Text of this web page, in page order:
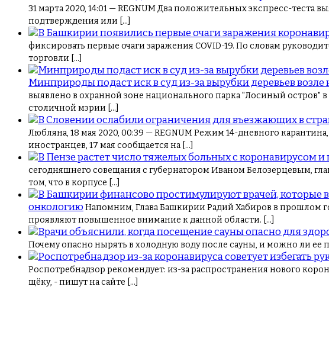
31 марта 2020, 14:01 — REGNUM Два положительных экспресс-
подтверждения или […]
фиксировать первые очаги заражения COVID-19. По словам
торговли […]
Минприроды подаст иск в суд из-за вырубки деревьев
выявлено в охранной зоне национального парка "Лосиный
столичной мэрии […]
Любляна, 18 мая 2020, 00:39 — REGNUM Режим 14-дневного
иностранцев, 17 мая сообщается на […]
сегодняшнего совещания с губернатором Иваном Белозерцевым,
том, что в корпусе […]
онкологию Напомним, Глава Башкирии Радий Хабиров в прошлом
проявляют повышенное внимание к данной области. […]
Почему опасно нырять в холодную воду после сауны, и можно ли ее
Роспотребнадзор рекомендует: из-за распространения нового
щёку, - пишут на сайте […]